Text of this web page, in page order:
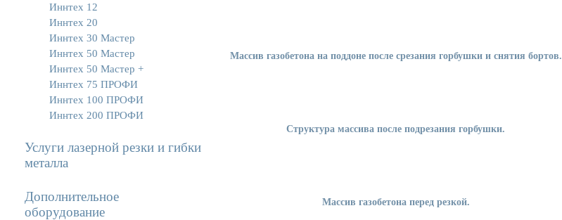
Иннтех 12
Иннтех 20
Иннтех 30 Мастер
Иннтех 50 Мастер
Иннтех 50 Мастер +
Иннтех 75 ПРОФИ
Иннтех 100 ПРОФИ
Иннтех 200 ПРОФИ
Услуги лазерной резки и гибки
металла
Дополнительное
оборудование
Массив газобетона на поддоне после срезания горбушки и снятия бортов.
Структура массива после подрезания горбушки.
Массив газобетона перед резкой.